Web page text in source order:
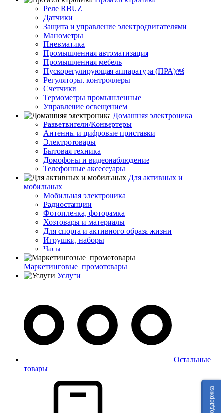
Реле RBUZ
Датчики
Защита и управление электродвигателями
Манометры
Пневматика
Промышленная автоматизация
Промышленная мебель
Пускорегулирующая аппаратура (ПРА)￼
Регуляторы, контроллеры
Счетчики
Термометры промышленные
Управление освещением
Домашняя электроника
Разветвители/Конвертеры
Антенны и цифровые приставки
Электротовары
Бытовая техника
Домофоны и видеонаблюдение
Телефонные аксессуары
Для активных и
мобильных
Мобильная электроника
Радиостанции
Фотопленка, фоторамка
Хозтовары и материалы
Для спорта и активного образа жизни
Игрушки, наборы
Часы
Маркетинговые_промотовары
Услуги
Остальные
товары